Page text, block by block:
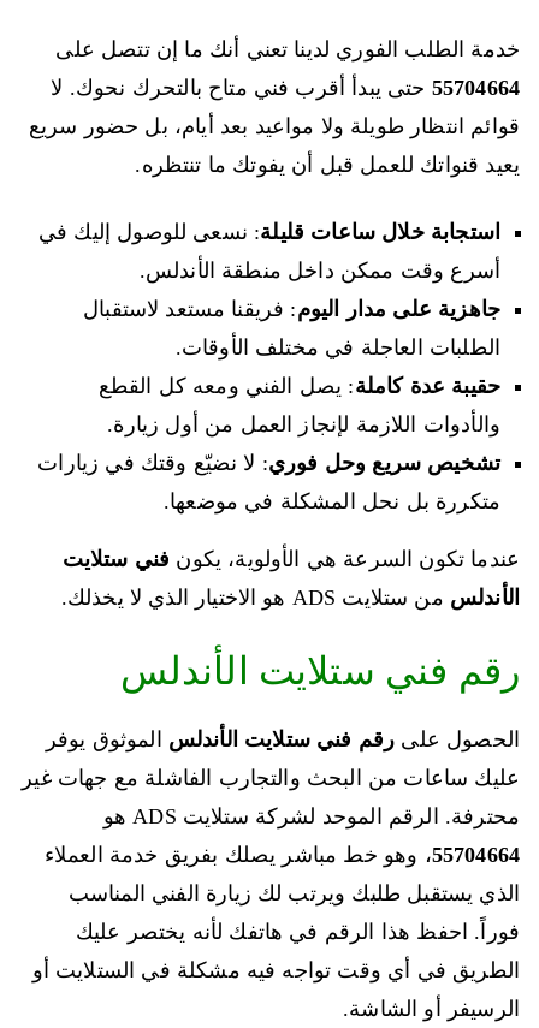
خدمة الطلب الفوري لدينا تعني أنك ما إن تتصل على
55704664 حتى يبدأ أقرب فني متاح بالتحرك نحوك. لا
قوائم انتظار طويلة ولا مواعيد بعد أيام، بل حضور سريع
يعيد قنواتك للعمل قبل أن يفوتك ما تنتظره.
استجابة خلال ساعات قليلة: نسعى للوصول إليك في
أسرع وقت ممكن داخل منطقة الأندلس.
جاهزية على مدار اليوم: فريقنا مستعد لاستقبال
الطلبات العاجلة في مختلف الأوقات.
حقيبة عدة كاملة: يصل الفني ومعه كل القطع
والأدوات اللازمة لإنجاز العمل من أول زيارة.
تشخيص سريع وحل فوري: لا نضيّع وقتك في زيارات
متكررة بل نحل المشكلة في موضعها.
عندما تكون السرعة هي الأولوية، يكون فني ستلايت
الأندلس من ستلايت ADS هو الاختيار الذي لا يخذلك.
رقم فني ستلايت الأندلس
الحصول على رقم فني ستلايت الأندلس الموثوق يوفر
عليك ساعات من البحث والتجارب الفاشلة مع جهات غير
محترفة. الرقم الموحد لشركة ستلايت ADS هو
55704664، وهو خط مباشر يصلك بفريق خدمة العملاء
الذي يستقبل طلبك ويرتب لك زيارة الفني المناسب
فوراً. احفظ هذا الرقم في هاتفك لأنه يختصر عليك
الطريق في أي وقت تواجه فيه مشكلة في الستلايت أو
الرسيفر أو الشاشة.